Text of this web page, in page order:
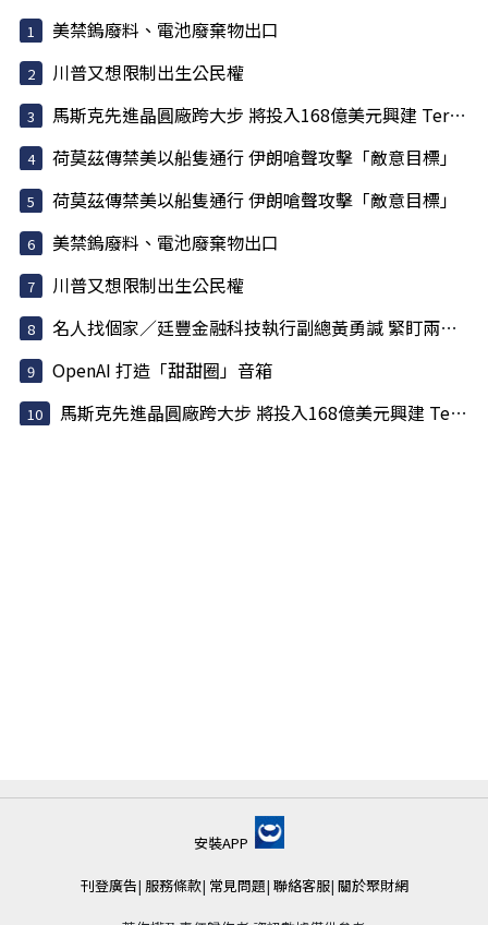
美禁鎢廢料、電池廢棄物出口
川普又想限制出生公民權
馬斯克先進晶圓廠跨大步 將投入168億美元興建 Terafab 園區
荷莫茲傳禁美以船隻通行 伊朗嗆聲攻擊「敵意目標」
荷莫茲傳禁美以船隻通行 伊朗嗆聲攻擊「敵意目標」
美禁鎢廢料、電池廢棄物出口
川普又想限制出生公民權
名人找個家／廷豐金融科技執行副總黃勇諴 緊盯兩訊號
OpenAI 打造「甜甜圈」音箱
馬斯克先進晶圓廠跨大步 將投入168億美元興建 Terafab 園區
安裝APP
刊登廣告| 服務條款| 常見問題| 聯絡客服| 關於聚財網